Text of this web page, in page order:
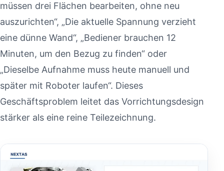
müssen drei Flächen bearbeiten, ohne neu
auszurichten“, „Die aktuelle Spannung verzieht
eine dünne Wand“, „Bediener brauchen 12
Minuten, um den Bezug zu finden“ oder
„Dieselbe Aufnahme muss heute manuell und
später mit Roboter laufen“. Dieses
Geschäftsproblem leitet das Vorrichtungsdesign
stärker als eine reine Teilezeichnung.